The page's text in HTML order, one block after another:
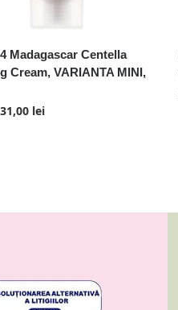
Madagascar Centella
Cream, VARIANTA MINI,
31,00 lei